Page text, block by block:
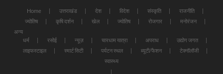
Home उत्तराखंड देश विदेश संस्कृति
राजनीति
ज्योतिष
कृषि दर्शन खेल ज्योतिष रोजगार
मनोरंजन
अन्य
धर्म
रसोई न्यूज़ चारधाम यात्रा अपराध
उद्योग जगत
लाइफस्टाइल
स्मार्ट सिटी पर्यटन स्थल ब्यूटी/फैशन
टेक्नॉलॉजी
स्वास्थ्य